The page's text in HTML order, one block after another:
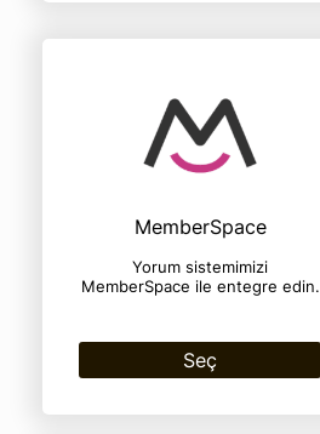
MemberSpace
Yorum sistemimizi
MemberSpace ile entegre edin.
Seç